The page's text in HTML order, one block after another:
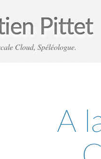
Pittet
Cloud, Spéléologue.
A